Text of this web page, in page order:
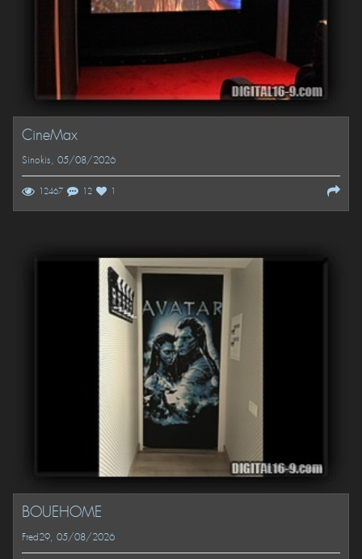
CineMax
Sinokis, 05/08/2026
12467 12 1
BOUEHOME
Fred29, 05/08/2026